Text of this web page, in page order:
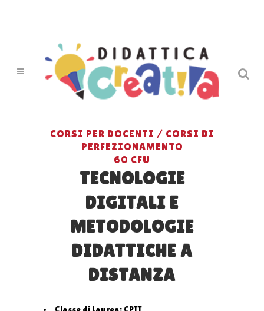
CORSI PER DOCENTI / CORSI DI
PERFEZIONAMENTO
60 CFU
TECNOLOGIE
DIGITALI E
METODOLOGIE
DIDATTICHE A
DISTANZA